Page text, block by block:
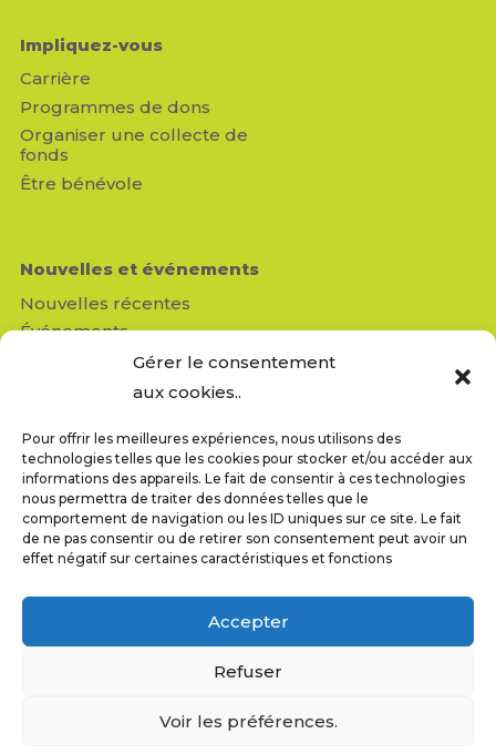
Gérer le consentement
aux cookies..
Pour offrir les meilleures expériences, nous utilisons des
technologies telles que les cookies pour stocker et/ou accéder aux
informations des appareils. Le fait de consentir à ces technologies
nous permettra de traiter des données telles que le
comportement de navigation ou les ID uniques sur ce site. Le fait
de ne pas consentir ou de retirer son consentement peut avoir un
effet négatif sur certaines caractéristiques et fonctions
Accepter
Refuser
Voir les préférences.
Impliquez-vous
Carrière
Programmes de dons
Organiser une collecte de
fonds
Être bénévole
Nouvelles et événements
Nouvelles récentes
Événements
Revue de presse
Contactez-nous
Réseau Enfants-Retour
950, av. Beaumont, bureau 103
Montréal (QC) H3N 1V5
info@reseauenfantsretour.ong
F : 514-843-8211